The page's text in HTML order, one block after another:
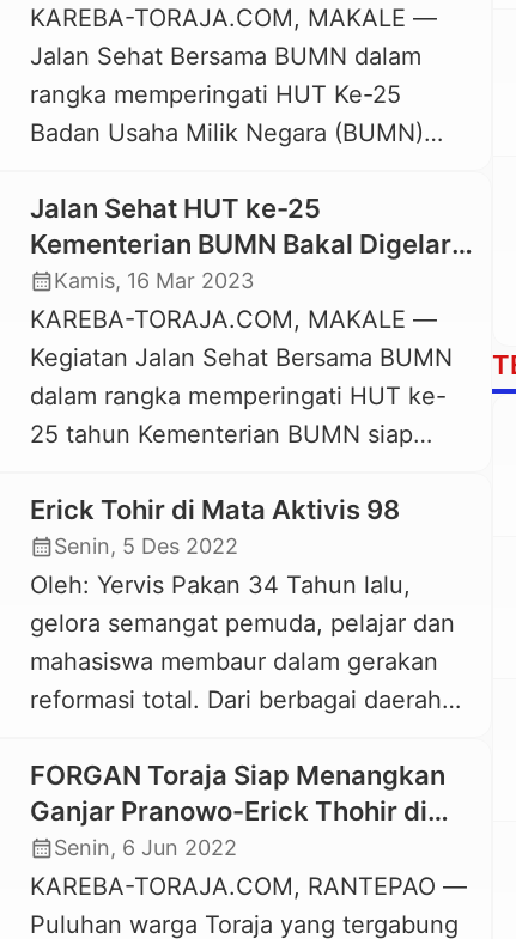
1.000 peserta. Salvius hadir mewakili
Bupati Toraja Utara yang berhalangan
hadir karena kondisi kesehatan kurang
fit. “Terima […]
KAREBA-TORAJA.COM, MAKALE —
Jalan Sehat Bersama BUMN dalam
rangka memperingati HUT Ke-25
Badan Usaha Milik Negara (BUMN)
Makale Tana Toraja. Peserta Jalan
Sehat dilepas langsung Bupati Tana
Toraja, Theofilus Allorerung dan diikuti
kurang lebih 1.000 peserta baik dari
karyawan BUMN, pejabat
pemerintahan di Tana Toraja maupun
masyarakat umum. […]
Jalan Sehat HUT ke-25
Kementerian BUMN Bakal Digelar
di Tana Toraja dan Toraja Utara
calendar_monthKamis, 16 Mar 2023
KAREBA-TORAJA.COM, MAKALE —
Kegiatan Jalan Sehat Bersama BUMN
dalam rangka memperingati HUT ke-
25 tahun Kementerian BUMN siap
Provinsi Sulawesi Selatan. Kegiatan ini
dilaksanakan selama dua hari, Sabtu
dan Minggu, 18 dan 19 Maret 2023.
Pada Sabtu, 18 Maret 2023, kegiatan
Jalan Sehat bersama BUMN akan
dilaksanakan di Makale, Tana […]
Erick Tohir di Mata Aktivis 98
calendar_monthSenin, 5 Des 2022
Oleh: Yervis Pakan 34 Tahun lalu,
gelora semangat pemuda, pelajar dan
mahasiswa membaur dalam gerakan
reformasi total. Dari berbagai daerah
akhirnya menumbangkan pucuk
pimpinan Orde Baru saat itu. Itu bukan
perjuangan yang gampang, tapi sama
seperti perjuangan lain harus
mengorbankan materi, waktu, air mata
FORGAN Toraja Siap Menangkan
Ganjar Pranowo-Erick Thohir di
Pilpres 2024
calendar_monthSenin, 6 Jun 2022
KAREBA-TORAJA.COM, RANTEPAO —
Puluhan warga Toraja yang tergabung